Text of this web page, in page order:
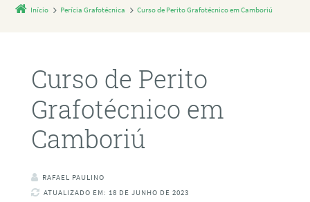
Início Perícia Grafotécnica Curso de Perito Grafotécnico em Camboriú
Curso de Perito
Grafotécnico em
Camboriú
RAFAEL PAULINO
ATUALIZADO EM: 18 DE JUNHO DE 2023